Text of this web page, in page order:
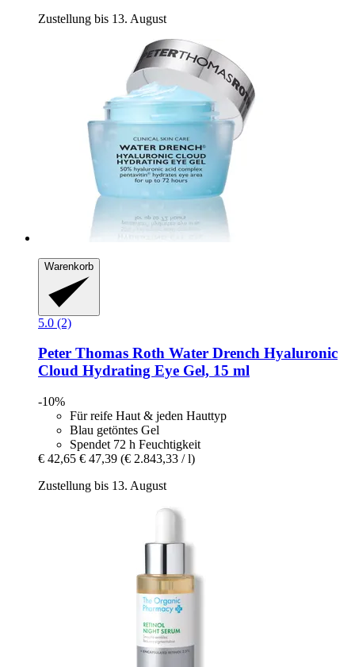
Zustellung bis 13. August
Warenkorb
5.0 (2)
Peter Thomas Roth Water Drench​ Hyaluronic
Cloud Hydrating Eye Gel, 15 ml
-10%
Für reife Haut & jeden Hauttyp
Blau getöntes Gel
Spendet 72 h Feuchtigkeit
€ 42,65 € 47,39 (€ 2.843,33 / l)
Zustellung bis 13. August